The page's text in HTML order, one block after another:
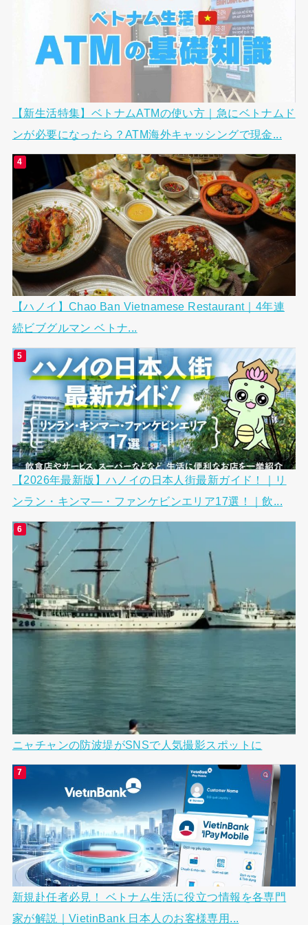
【新生活特集】ベトナムATMの使い方｜急にベトナムド
ンが必要になったら？ATM海外キャッシングで現金...
【ハノイ】Chao Ban Vietnamese Restaurant｜4年連
続ビブグルマン ベトナ...
【2026年最新版】ハノイの日本人街最新ガイド！｜リ
ンラン・キンマ―・ファンケビンエリア17選！｜飲...
ニャチャンの防波堤がSNSで人気撮影スポットに
新規赴任者必見！ ベトナム生活に役立つ情報を各専門
家が解説｜VietinBank 日本人のお客様専用...